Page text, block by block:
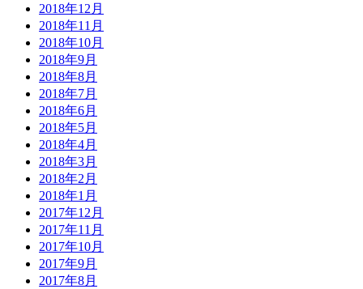
2018年12月
2018年11月
2018年10月
2018年9月
2018年8月
2018年7月
2018年6月
2018年5月
2018年4月
2018年3月
2018年2月
2018年1月
2017年12月
2017年11月
2017年10月
2017年9月
2017年8月